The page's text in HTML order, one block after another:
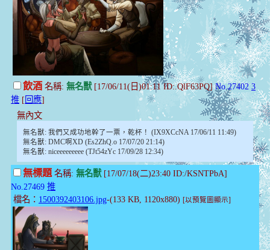
飲酒 名稱: 無名獸[17/06/11(日)01:11 ID:.QlF63PQ]No.27402 3
推 [ 回應]
無內文
無名獸: 我們又成功地幹了一票，乾杯！ (IX9XCcNA 17/06/11 11:49)
無名獸: DMC啊XD (Es2ZhQ.o 17/07/20 21:14)
無名獸: niceeeeeeeee (TJt54zYc 17/09/28 12:34)
無標題名稱: 無名獸[17/07/18(二)23:40 ID:/KSNTPbA]
No.27469 推
檔名： 1500392403106.jpg-(133 KB, 1120x880) [以預覽圖顯示]